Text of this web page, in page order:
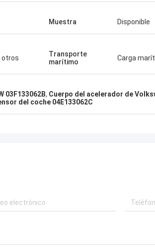
Muestra Disponible
otros
Transporte
marítimo
Carga
03F133062B, Cuerpo del acelerador de
del coche 04E133062C